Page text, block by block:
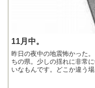
11月中。
昨日の夜中の地震怖かった
ちの県。少しの揺れに非常
いなもんです。どこか違う